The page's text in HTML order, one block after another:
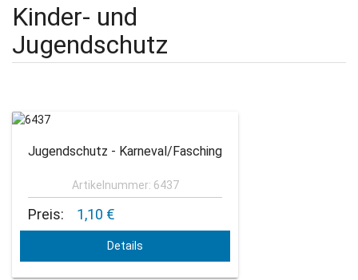
Kinder- und
Jugendschutz
Jugendschutz - Karneval/Fasching
Artikelnummer: 6437
Preis: 1,10 €
Details